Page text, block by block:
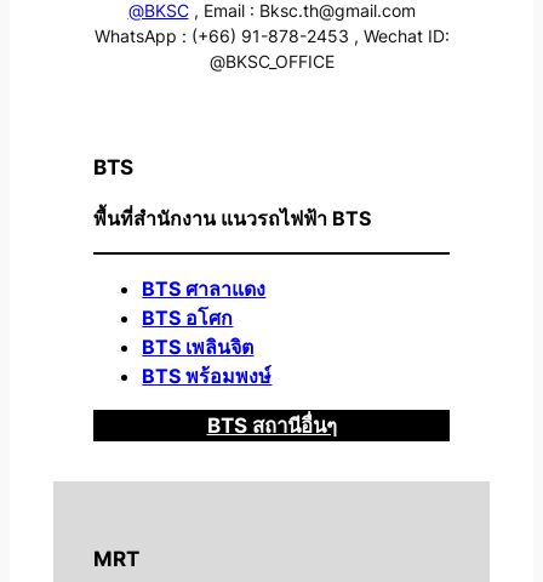
@BKSC, Email : Bksc.th@gmail.com
WhatsApp : (+66) 91-878-2453 , Wechat ID:
@BKSC_OFFICE
BTS
พื้นที่สำนักงาน แนวรถไฟฟ้า BTS
BTS ศาลาแดง
BTS อโศก
BTS เพลินจิต
BTS พร้อมพงษ์
BTS สถานีอื่นๆ
MRT